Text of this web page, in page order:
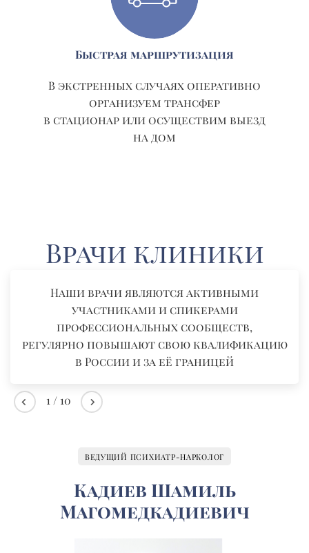
Быстрая маршрутизация
В экстренных случаях оперативно
организуем трансфер
в стационар или осуществим выезд
на дом
Врачи клиники
Наши врачи являются активными
участниками и спикерами
профессиональных сообществ,
регулярно повышают свою квалификацию
в России и за её границей
1 / 10
ВЕДУЩИЙ ПСИХИАТР-НАРКОЛОГ
Кадиев Шамиль
Магомедкадиевич